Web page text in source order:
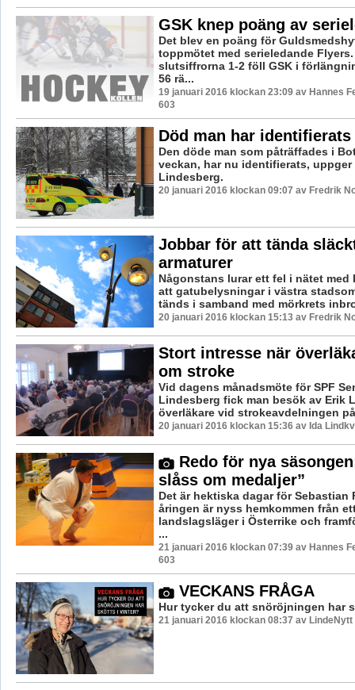
GSK knep poäng av
Det blev en poäng för
toppmötet med serieledande Flyers.
slutsiffrorna 1-2 föll GSK i
56 rä...
19 januari 2016 klockan 23:09 av Hannes
603
Död man har identifierats
Den döde man som påträffades i
veckan, har nu identifierats,
Lindesberg.
20 januari 2016 klockan 09:07 av Fredrik
Jobbar för att tända
armaturer
Någonstans lurar ett fel i nätet med
att gatubelysningar i västra
tänds i samband med mörkrets
20 januari 2016 klockan 15:13 av Fredrik
Stort intresse när
om stroke
Vid dagens månadsmöte för SPF
Lindesberg fick man besök av Erik
överläkare vid strokeavdelningen
20 januari 2016 klockan 15:36 av Ida
Redo för nya
slåss om medaljer”
Det är hektiska dagar för Sebastian
åringen är nyss hemkommen från
landslagsläger i Österrike och
...
21 januari 2016 klockan 07:39 av Hannes
603
VECKANS FRÅGA
Hur tycker du att snöröjningen har
21 januari 2016 klockan 08:37 av LindeNytt